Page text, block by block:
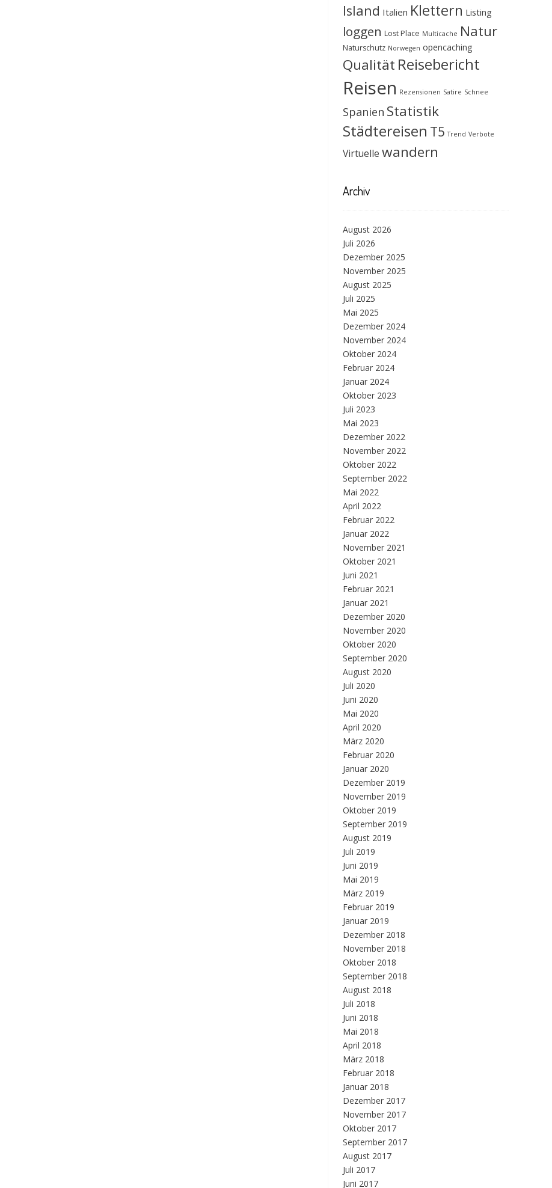
Island Italien Klettern Listing
loggen Lost Place Multicache Natur
Naturschutz Norwegen opencaching
Qualität Reisebericht
Reisen Rezensionen Satire Schnee
Spanien Statistik
Städtereisen T5 Trend Verbote
Virtuelle wandern
Archiv
August 2026
Juli 2026
Dezember 2025
November 2025
August 2025
Juli 2025
Mai 2025
Dezember 2024
November 2024
Oktober 2024
Februar 2024
Januar 2024
Oktober 2023
Juli 2023
Mai 2023
Dezember 2022
November 2022
Oktober 2022
September 2022
Mai 2022
April 2022
Februar 2022
Januar 2022
November 2021
Oktober 2021
Juni 2021
Februar 2021
Januar 2021
Dezember 2020
November 2020
Oktober 2020
September 2020
August 2020
Juli 2020
Juni 2020
Mai 2020
April 2020
März 2020
Februar 2020
Januar 2020
Dezember 2019
November 2019
Oktober 2019
September 2019
August 2019
Juli 2019
Juni 2019
Mai 2019
März 2019
Februar 2019
Januar 2019
Dezember 2018
November 2018
Oktober 2018
September 2018
August 2018
Juli 2018
Juni 2018
Mai 2018
April 2018
März 2018
Februar 2018
Januar 2018
Dezember 2017
November 2017
Oktober 2017
September 2017
August 2017
Juli 2017
Juni 2017